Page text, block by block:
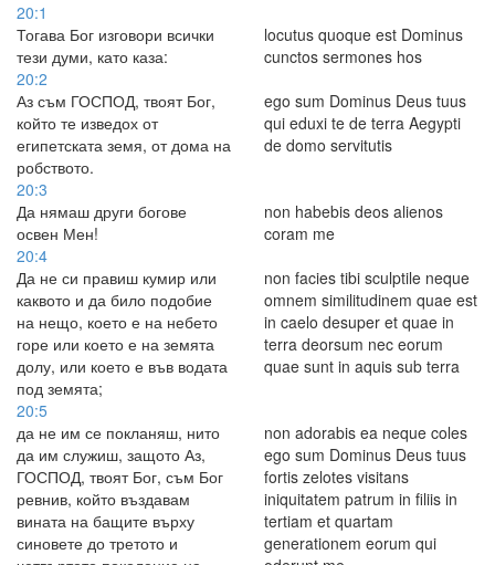
20:1
Тогава Бог изговори всички
тези думи, като каза:
locutus quoque est Dominus
cunctos sermones hos
20:2
Аз съм ГОСПОД, твоят Бог,
който те изведох от
египетската земя, от дома на
робството.
ego sum Dominus Deus tuus
qui eduxi te de terra Aegypti
de domo servitutis
20:3
Да нямаш други богове
освен Мен!
non habebis deos alienos
coram me
20:4
Да не си правиш кумир или
каквото и да било подобие
на нещо, което е на небето
горе или което е на земята
долу, или което е във водата
под земята;
non facies tibi sculptile neque
omnem similitudinem quae est
in caelo desuper et quae in
terra deorsum nec eorum
quae sunt in aquis sub terra
20:5
да не им се покланяш, нито
да им служиш, защото Аз,
ГОСПОД, твоят Бог, съм Бог
ревнив, който въздавам
вината на бащите върху
синовете до третото и
non adorabis ea neque coles
ego sum Dominus Deus tuus
fortis zelotes visitans
iniquitatem patrum in filiis in
tertiam et quartam
generationem eorum qui